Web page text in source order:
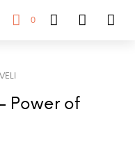
0
Power of